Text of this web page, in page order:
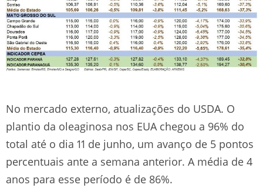
No mercado externo, atualizações do USDA. O
plantio da oleaginosa nos EUA chegou a 96% do
total até o dia 11 de junho, um avanço de 5 pontos
percentuais ante a semana anterior. A média de 4
anos para esse período é de 86%.